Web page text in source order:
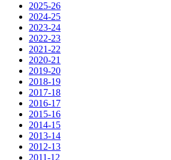
2025-26
2024-25
2023-24
2022-23
2021-22
2020-21
2019-20
2018-19
2017-18
2016-17
2015-16
2014-15
2013-14
2012-13
2011-12